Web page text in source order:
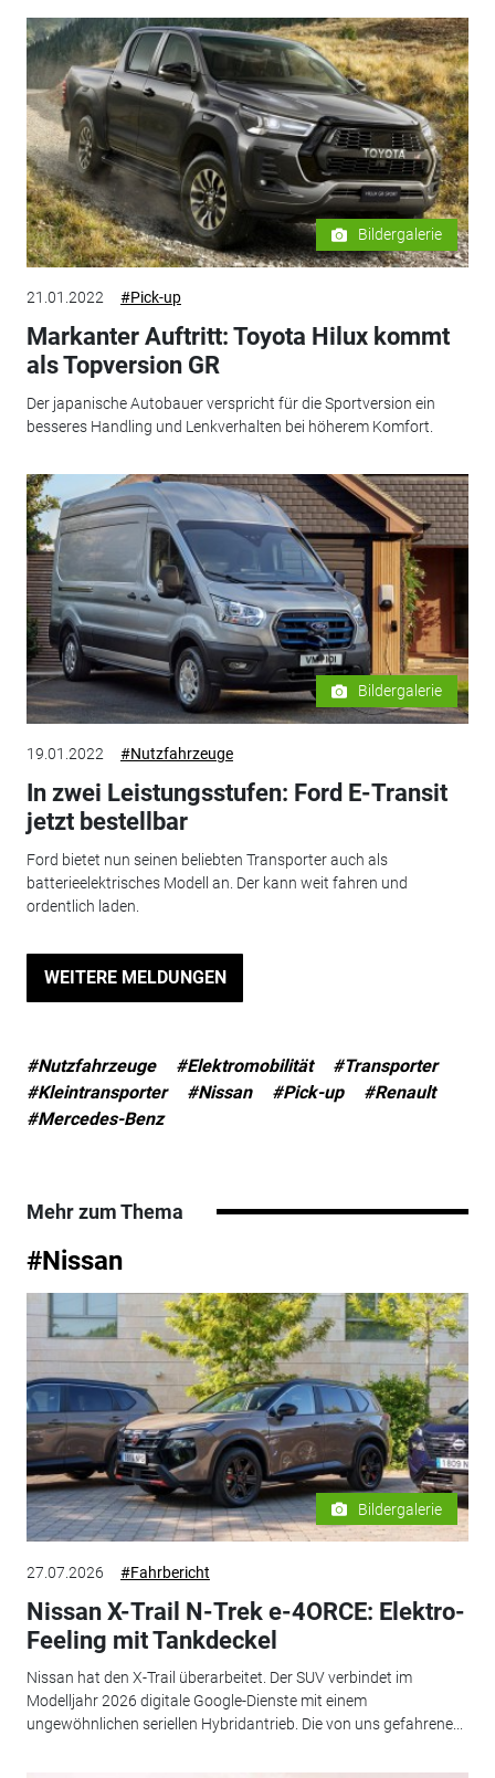
Bildergalerie
21.01.2022 #Pick-up
Markanter Auftritt: Toyota Hilux kommt
als Topversion GR
Der japanische Autobauer verspricht für die Sportversion ein
besseres Handling und Lenkverhalten bei höherem Komfort.
Bildergalerie
19.01.2022 #Nutzfahrzeuge
In zwei Leistungsstufen: Ford E-Transit
jetzt bestellbar
Ford bietet nun seinen beliebten Transporter auch als
batterieelektrisches Modell an. Der kann weit fahren und
ordentlich laden.
WEITERE MELDUNGEN
#Nutzfahrzeuge #Elektromobilität
#Transporter
#Kleintransporter
#Nissan #Pick-up
#Renault
#Mercedes-Benz
Mehr zum Thema
#Nissan
Bildergalerie
27.07.2026 #Fahrbericht
Nissan X-Trail N-Trek e-4ORCE: Elektro-
Feeling mit Tankdeckel
Nissan hat den X-Trail überarbeitet. Der SUV verbindet im
Modelljahr 2026 digitale Google-Dienste mit einem
ungewöhnlichen seriellen Hybridantrieb. Die von uns gefahrene...